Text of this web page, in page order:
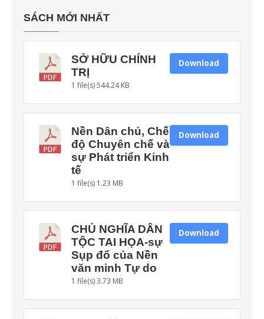
SÁCH MỚI NHẤT
SỞ HỮU CHÍNH
TRỊ
1 file(s)544.24 KB
Download
Nền Dân chủ, Chế
độ Chuyên chế và
sự Phát triển Kinh
tế
1 file(s) 1.23 MB
Download
CHỦ NGHĨA DÂN
TỘC TAI HỌA-sự
Sụp đổ của Nền
văn minh Tự do
1 file(s)3.73 MB
Download